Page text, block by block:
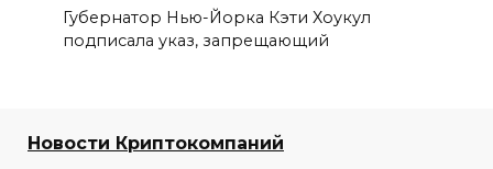
Губернатор Нью-Йорка Кэти Хоукул
подписала указ, запрещающий
Новости Криптокомпаний